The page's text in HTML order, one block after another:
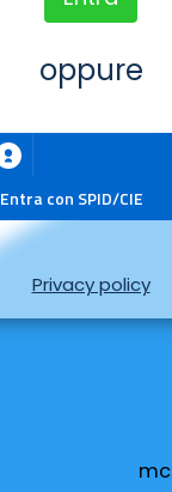
oppure
Entra con SPID/CIE
Privacy policy